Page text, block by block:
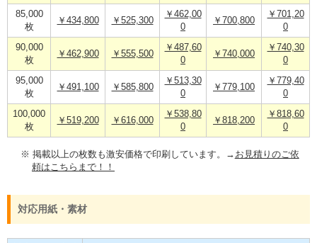
85,000
枚
￥434,800 ￥525,300
￥462,00
0
￥700,800
￥701,20
0
90,000
枚
￥462,900 ￥555,500
￥487,60
0
￥740,000
￥740,30
0
95,000
枚
￥491,100 ￥585,800
￥513,30
0
￥779,100
￥779,40
0
100,000
枚
￥519,200 ￥616,000
￥538,80
0
￥818,200
￥818,60
0
※ 掲載以上の枚数も激安価格で印刷しています。→ お見積りのご依
頼はこちらまで！！
対応用紙・素材